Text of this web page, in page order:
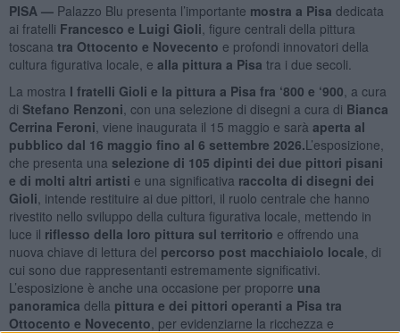
PISA — Palazzo Blu presenta l’importante mostra a Pisa dedicata
ai fratelli Francesco e Luigi Gioli , figure centrali della pittura
toscana tra Ottocento e Novecento e profondi innovatori della
cultura figurativa locale, e alla pittura a Pisa tra i due secoli.
La mostra I fratelli Gioli e la pittura a Pisa fra ‘800 e ‘900 , a cura
di Stefano Renzoni , con una selezione di disegni a cura di Bianca
Cerrina Feroni , viene inaugurata il 15 maggio e sarà aperta al
pubblico dal 16 maggio fino al 6 settembre 2026.L’esposizione,
che presenta una selezione di 105 dipinti dei due pittori pisani
e di molti altri artisti e una significativa raccolta di disegni dei
Gioli , intende restituire ai due pittori, il ruolo centrale che hanno
rivestito nello sviluppo della cultura figurativa locale, mettendo in
luce il riflesso della loro pittura sul territorio e offrendo una
nuova chiave di lettura del percorso post macchiaiolo locale , di
cui sono due rappresentanti estremamente significativi.
L’esposizione è anche una occasione per proporre una
panoramica della pittura e dei pittori operanti a Pisa tra
Ottocento e Novecento , per evidenziarne la ricchezza e